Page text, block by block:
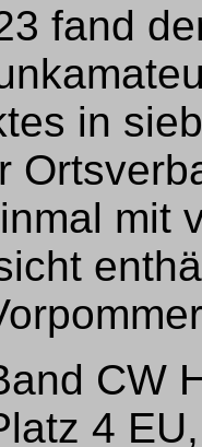
fand
in
mit
CW
4